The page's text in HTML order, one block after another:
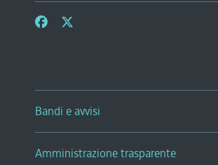
Bandi e avvisi
Amministrazione trasparente